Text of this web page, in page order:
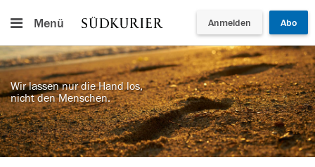
Menü Anmelden Abo
Wir lassen nur die Hand los,
nicht den Menschen.